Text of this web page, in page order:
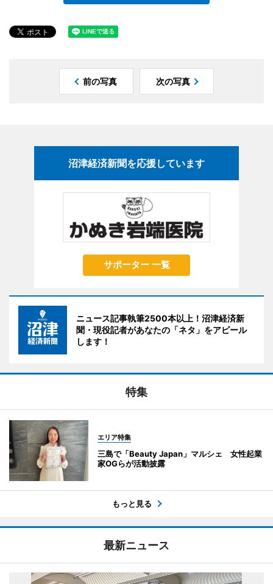
前の写真 次の写真
沼津経済新聞を応援しています
サポーター 一覧
ニュース記事執筆2500本以上！沼津経済新
聞・現役記者があなたの「ネタ」をアピール
します！
特集
エリア特集
三島で「Beauty Japan」マルシェ 女性起業
家OGらが活動披露
もっと見る
最新ニュース